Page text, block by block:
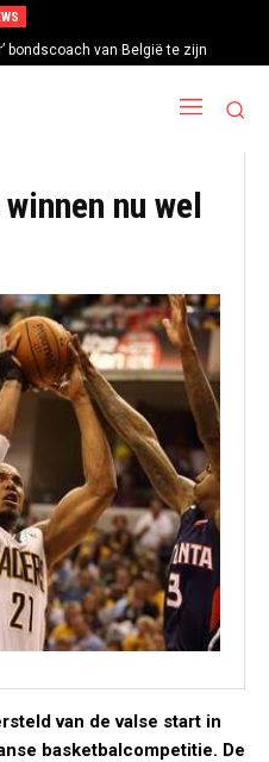
bondscoach van België te zijn
nu wel
van de valse start in
basketbalcompetitie. De